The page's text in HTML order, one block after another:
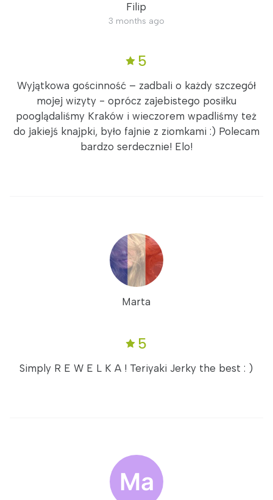
Filip
3 months ago
5
Wyjątkowa gościnność – zadbali o każdy szczegół
mojej wizyty - oprócz zajebistego posiłku
pooglądaliśmy Kraków i wieczorem wpadliśmy też
do jakiejś knajpki, było fajnie z ziomkami :) Polecam
bardzo serdecznie! Elo!
Marta
5
Simply R E W E L K A ! Teriyaki Jerky the best : )